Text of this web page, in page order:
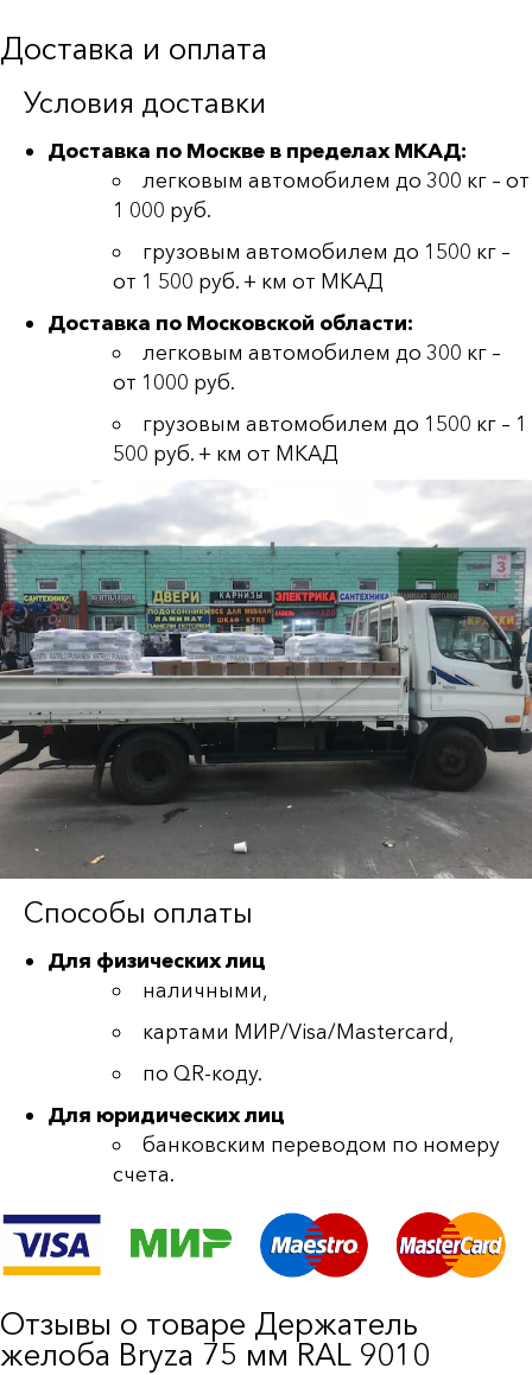
Доставка и оплата
Условия доставки
Доставка по Москве в пределах МКАД:
легковым автомобилем до 300 кг – от
1 000 руб.
грузовым автомобилем до 1500 кг –
от 1 500 руб. + км от МКАД
Доставка по Московской области:
легковым автомобилем до 300 кг –
от 1000 руб.
грузовым автомобилем до 1500 кг – 1
500 руб. + км от МКАД
Способы оплаты
Для физических лиц
наличными,
картами МИР/Visa/Mastercard,
по QR-коду.
Для юридических лиц
банковским переводом по номеру
счета.
Отзывы о товаре Держатель
желоба Bryza 75 мм RAL 9010